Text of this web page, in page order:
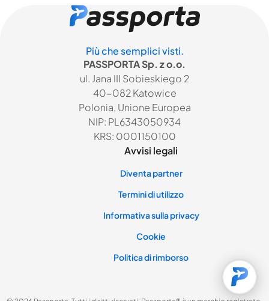
Più che semplici visti.
PASSPORTA Sp. z o.o.
ul. Jana III Sobieskiego 2
40-082 Katowice
Polonia, Unione Europea
NIP: PL6343050934
KRS: 0001150100
Avvisi legali
Diventa partner
Termini di utilizzo
Informativa sulla privacy
Cookie
Politica di rimborso